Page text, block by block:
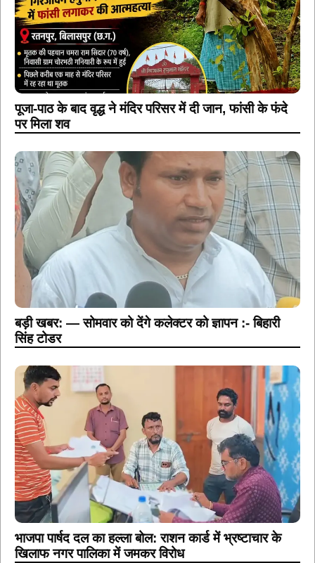
पूजा-पाठ के बाद वृद्ध ने मंदिर परिसर में दी जान, फांसी के फंदे
पर मिला शव
बड़ी खबर: — सोमवार को देंगे कलेक्टर को ज्ञापन :- बिहारी
सिंह टोडर
भाजपा पार्षद दल का हल्ला बोल: राशन कार्ड में भ्रष्टाचार के
खिलाफ नगर पालिका में जमकर विरोध